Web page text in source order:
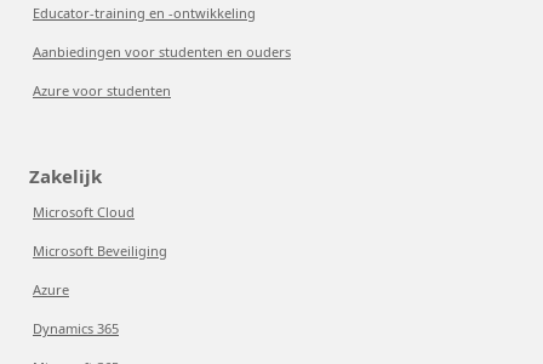
Educator-training en -ontwikkeling
Aanbiedingen voor studenten en ouders
Azure voor studenten
Zakelijk
Microsoft Cloud
Microsoft Beveiliging
Azure
Dynamics 365